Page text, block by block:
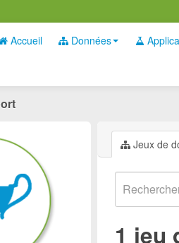
Accueil Données
Jeux de
1 jeu